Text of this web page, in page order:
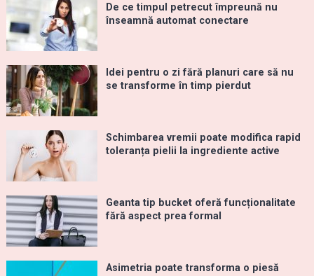
De ce timpul petrecut împreună nu
înseamnă automat conectare
Idei pentru o zi fără planuri care să nu
se transforme în timp pierdut
Schimbarea vremii poate modifica rapid
toleranța pielii la ingrediente active
Geanta tip bucket oferă funcționalitate
fără aspect prea formal
Asimetria poate transforma o piesă